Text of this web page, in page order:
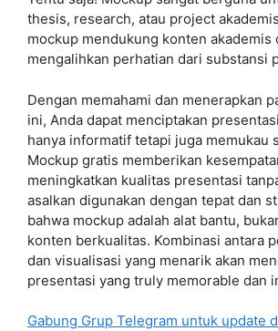
thesis, research, atau project
mockup mendukung konten akademis
mengalihkan perhatian dari substansi
Dengan memahami dan menerapkan
ini, Anda dapat menciptakan
hanya informatif tetapi juga memukau
Mockup gratis memberikan
meningkatkan kualitas presentasi
asalkan digunakan dengan tepat dan
bahwa mockup adalah alat bantu,
konten berkualitas. Kombinasi antara
dan visualisasi yang menarik akan
presentasi yang truly memorable dan
Gabung Grup Telegram untuk update